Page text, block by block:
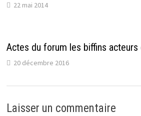
22 mai 2014
Actes du forum les biffins acteurs
20 décembre 2016
Laisser un commentaire